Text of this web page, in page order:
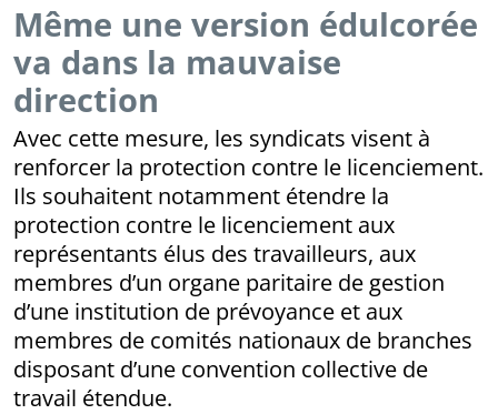
Même une version édulcorée
va dans la mauvaise
direction
Avec cette mesure, les syndicats visent à
renforcer la protection contre le licenciement.
Ils souhaitent notamment étendre la
protection contre le licenciement aux
représentants élus des travailleurs, aux
membres d’un organe paritaire de gestion
d’une institution de prévoyance et aux
membres de comités nationaux de branches
disposant d’une convention collective de
travail étendue.